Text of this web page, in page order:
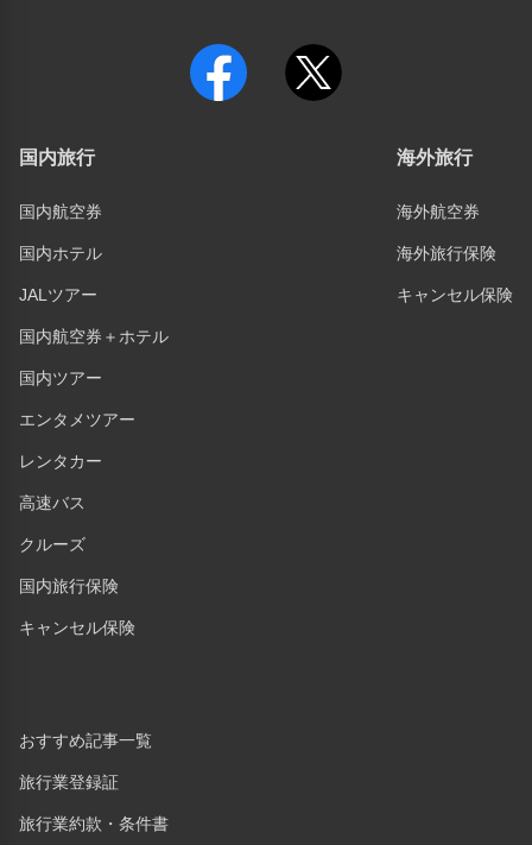
国内旅行
国内航空券
国内ホテル
JALツアー
国内航空券＋ホテル
国内ツアー
エンタメツアー
レンタカー
高速バス
クルーズ
国内旅行保険
キャンセル保険
おすすめ記事一覧
旅行業登録証
旅行業約款・条件書
海外旅行
海外航空券
海外旅行保険
キャンセル保険